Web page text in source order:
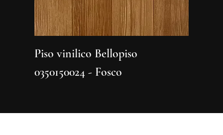
Piso vinilico Bellopiso
0350150024 - Fosco